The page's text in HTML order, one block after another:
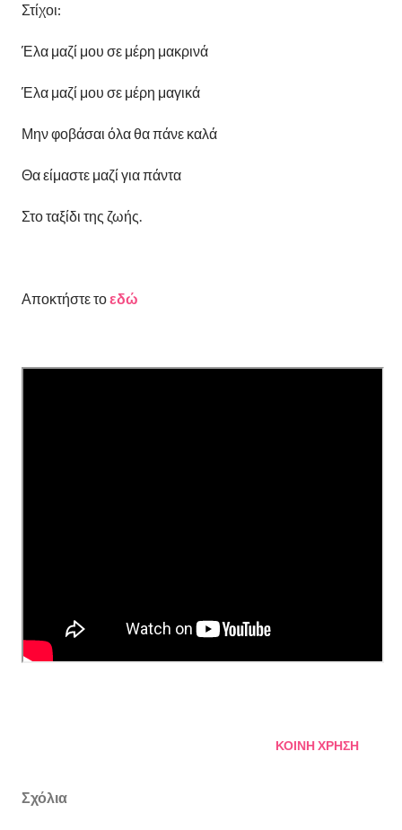
Στίχοι:
Έλα μαζί μου σε μέρη μακρινά
Έλα μαζί μου σε μέρη μαγικά
Μην φοβάσαι όλα θα πάνε καλά
Θα είμαστε μαζί για πάντα
Στο ταξίδι της ζωής.
Αποκτήστε τοεδώ
ΚΟΙΝΉ ΧΡΉΣΗ
Σχόλια